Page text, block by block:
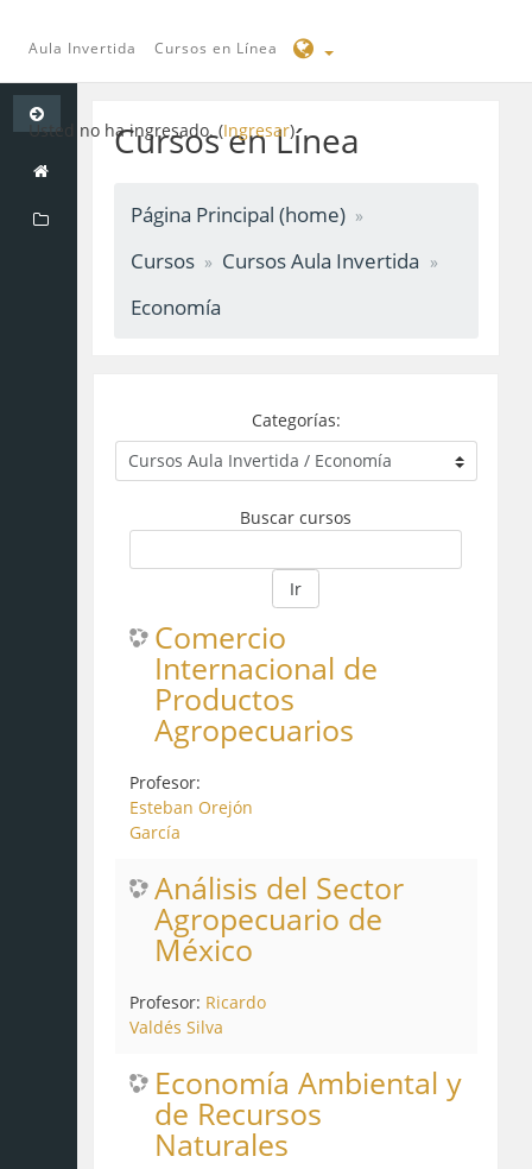
Saltar
contenido
Aula Invertida Cursos en Línea
Usted no ha ingresado. (Ingresar)
Cursos en Línea
Página Principal (home)
Cursos
Cursos Aula Invertida
Economía
Categorías:
Buscar cursos
Ir
Comercio
Internacional de
Productos
Agropecuarios
Profesor:
Esteban Orejón
García
Análisis del Sector
Agropecuario de
México
Profesor: Ricardo
Valdés Silva
Economía Ambiental y
de Recursos
Naturales